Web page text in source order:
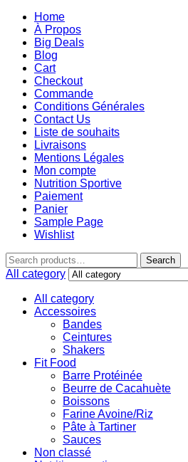
Home
À Propos
Big Deals
Blog
Cart
Checkout
Commande
Conditions Générales
Contact Us
Liste de souhaits
Livraisons
Mentions Légales
Mon compte
Nutrition Sportive
Paiement
Panier
Sample Page
Wishlist
Search
All category
All category
Accessoires
Bandes
Ceintures
Shakers
Fit Food
Barre Protéinée
Beurre de Cacahuète
Boissons
Farine Avoine/Riz
Pâte à Tartiner
Sauces
Non classé